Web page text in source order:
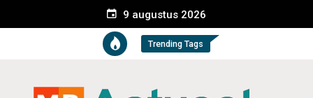
9 augustus 2026
Trending Tags